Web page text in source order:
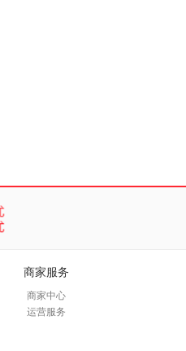
商家服务
商家中心
运营服务